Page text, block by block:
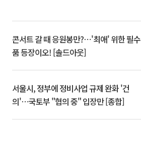
콘서트 갈 때 응원봉만?⋯'최애' 위한 필수
품 등장이오! [솔드아웃]
서울시, 정부에 정비사업 규제 완화 '건
의'⋯국토부 "협의 중" 입장만 [종합]